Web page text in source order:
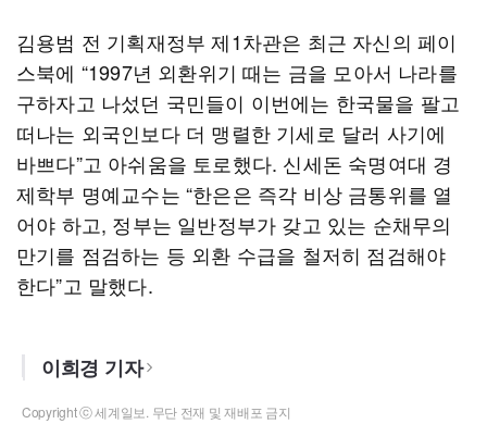
김용범 전 기획재정부 제1차관은 최근 자신의 페이
스북에 “1997년 외환위기 때는 금을 모아서 나라를
구하자고 나섰던 국민들이 이번에는 한국물을 팔고
떠나는 외국인보다 더 맹렬한 기세로 달러 사기에
바쁘다”고 아쉬움을 토로했다. 신세돈 숙명여대 경
제학부 명예교수는 “한은은 즉각 비상 금통위를 열
어야 하고, 정부는 일반정부가 갖고 있는 순채무의
만기를 점검하는 등 외환 수급을 철저히 점검해야
한다”고 말했다.
이희경 기자
Copyright ⓒ 세계일보. 무단 전재 및 재배포 금지